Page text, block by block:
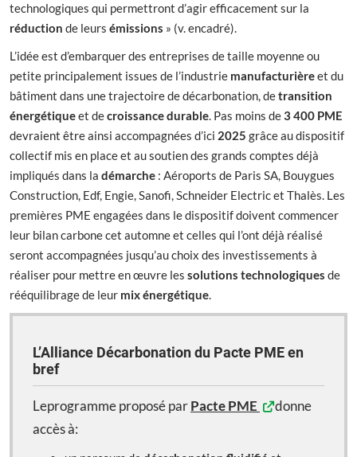
technologiques qui permettront d’agir efficacement sur la
réduction de leurs émissions » (v. encadré).
L’idée est d’embarquer des entreprises de taille moyenne ou
petite principalement issues de l’industrie manufacturièreet du
bâtiment dans une trajectoire de décarbonation, detransition
énergétiqueet decroissance durable. Pas moins de3 400 PME
devraient être ainsi accompagnées d’ici 2025 grâce au dispositif
collectif mis en place et au soutien des grands comptes déjà
impliqués dans la démarche : Aéroports de Paris SA, Bouygues
Construction, Edf, Engie, Sanofi, Schneider Electric et Thalès. Les
premières PME engagées dans le dispositif doivent commencer
leur bilan carbone cet automne et celles qui l’ont déjà réalisé
seront accompagnées jusqu’au choix des investissements à
réaliser pour mettre en œuvre les solutions technologiques de
rééquilibrage de leur mix énergétique.
L’Alliance Décarbonation du Pacte PME en
bref
Leprogramme proposé parPacte PME
donne
accès à: